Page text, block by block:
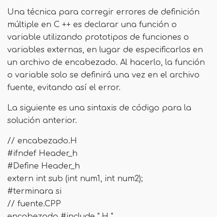
Una técnica para corregir errores de definición
múltiple en C ++ es declarar una función o
variable utilizando prototipos de funciones o
variables externas, en lugar de especificarlos en
un archivo de encabezado. Al hacerlo, la función
o variable solo se definirá una vez en el archivo
fuente, evitando así el error.
La siguiente es una sintaxis de código para la
solución anterior.
// encabezado.H
#ifndef Header_h
#Define Header_h
extern int sub (int num1, int num2);
#terminara si
// fuente.CPP